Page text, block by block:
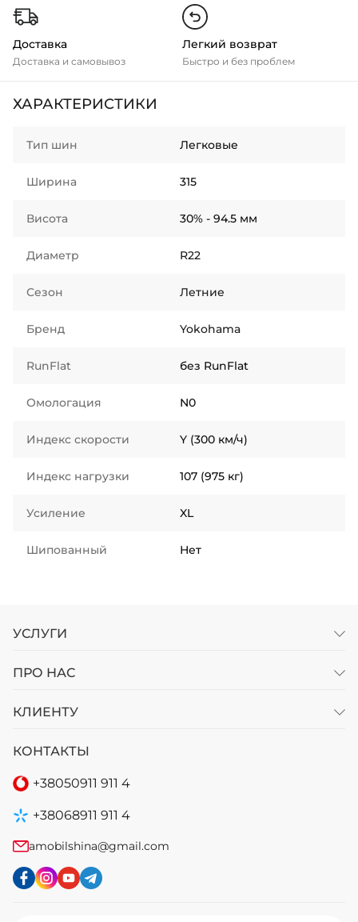
Доставка
Доставка и самовывоз
Легкий возврат
Быстро и без проблем
ХАРАКТЕРИСТИКИ
Тип шин Легковые
Ширина 315
Висота 30% - 94.5 мм
Диаметр R22
Сезон Летние
Бренд Yokohama
RunFlat без RunFlat
Омологация N0
Индекс скорости Y (300 км/ч)
Индекс нагрузки 107 (975 кг)
Усиление XL
Шипованный Нет
УСЛУГИ
ПРО НАС
КЛИЕНТУ
КОНТАКТЫ
+38050911 911 4
+38068911 911 4
amobilshina@gmail.com